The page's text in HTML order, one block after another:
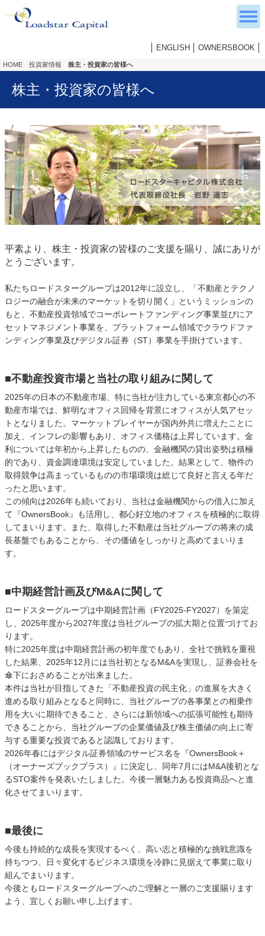
ENGLISH OWNERSBOOK
HOME 投資家情報 株主・投資家の皆様へ
株主・投資家の皆様へ
平素より、株主・投資家の皆様のご支援を賜り、誠にありが
とうございます。
私たちロードスターグループは2012年に設立し、「不動産とテクノ
ロジーの融合が未来のマーケットを切り開く」というミッションの
もと、不動産投資領域でコーポレートファンディング事業並びにア
セットマネジメント事業を、プラットフォーム領域でクラウドファ
ンディング事業及びデジタル証券（ST）事業を手掛けています。
■不動産投資市場と当社の取り組みに関して
2025年の日本の不動産市場、特に当社が注力している東京都心の不
動産市場では、鮮明なオフィス回帰を背景にオフィスが人気アセッ
トとなりました。マーケットプレイヤーが国内外共に増えたことに
加え、インフレの影響もあり、オフィス価格は上昇しています。金
利については年初から上昇したものの、金融機関の貸出姿勢は積極
的であり、資金調達環境は安定していました。結果として、物件の
取得競争は高まっているものの市場環境は総じて良好と言える年だ
ったと思います。
この傾向は2026年も続いており、当社は金融機関からの借入に加え
て『OwnersBook』も活用し、都心好立地のオフィスを積極的に取得
してまいります。また、取得した不動産は当社グループの将来の成
長基盤でもあることから、その価値をしっかりと高めてまいりま
す。
■中期経営計画及びM&Aに関して
ロードスターグループは中期経営計画（FY2025-FY2027）を策定
し、2025年度から2027年度は当社グループの拡大期と位置づけてお
ります。
特に2025年度は中期経営計画の初年度でもあり、全社で挑戦を重視
した結果、2025年12月には当社初となるM&Aを実現し、証券会社を
傘下におさめることが出来ました。
本件は当社が目指してきた「不動産投資の民主化」の進展を大きく
進める取り組みとなると同時に、当社グループの各事業との相乗作
用を大いに期待できること、さらには新領域への拡張可能性も期待
できることから、当社グループの企業価値及び株主価値の向上に寄
与する重要な投資であると認識しております。
2026年春にはデジタル証券領域のサービス名を『OwnersBook＋
（オーナーズブックプラス）』に決定し、同年7月にはM&A後初とな
るSTO案件を発表いたしました。今後一層魅力ある投資商品へと進
化させてまいります。
■最後に
今後も持続的な成長を実現するべく、高い志と積極的な挑戦意識を
持ちつつ、日々変化するビジネス環境を冷静に見据えて事業に取り
組んでまいります。
今後ともロードスターグループへのご理解と一層のご支援賜ります
よう、宜しくお願い申し上げます。